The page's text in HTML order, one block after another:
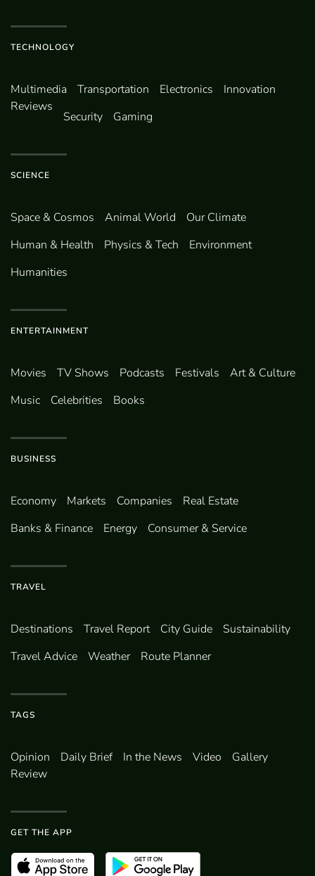
TECHNOLOGY
Multimedia Transportation Electronics
Innovation
Reviews
Security Gaming
SCIENCE
Space & Cosmos Animal World
Our Climate
Human & Health
Physics & Tech
Environment
Humanities
ENTERTAINMENT
Movies TV Shows Podcasts Festivals
Art & Culture
Music
Celebrities Books
BUSINESS
Economy Markets Companies
Real Estate
Banks & Finance
Energy Consumer & Service
TRAVEL
Destinations Travel Report City Guide
Sustainability
Travel Advice
Weather Route Planner
TAGS
Opinion Daily Brief In the News Video
Gallery
Review
GET THE APP